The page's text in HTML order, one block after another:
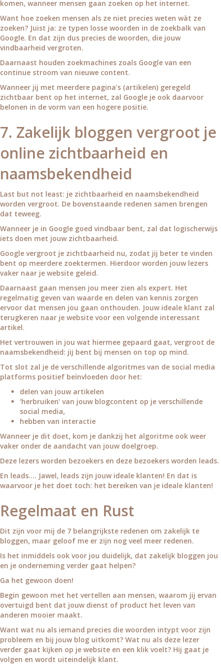
komen, wanneer mensen gaan zoeken op het internet.
Want hoe zoeken mensen als ze niet precies weten wàt ze
zoeken? Juist ja: ze typen losse woorden in de zoekbalk van
Google. En dat zijn dus precies de woorden, die jouw
vindbaarheid vergroten.
Daarnaast houden zoekmachines zoals Google van een
continue stroom van nieuwe content.
Wanneer jij met meerdere pagina’s (artikelen) geregeld
zichtbaar bent op het internet, zal Google je ook daarvoor
belonen in de vorm van een hogere positie.
7. Zakelijk bloggen vergroot je
online zichtbaarheid en
naamsbekendheid
Last but not least: je zichtbaarheid en naamsbekendheid
worden vergroot. De bovenstaande redenen samen brengen
dat teweeg.
Wanneer je in Google goed vindbaar bent, zal dat logischerwijs
iets doen met jouw zichtbaarheid.
Google vergroot je zichtbaarheid nu, zodat jij beter te vinden
bent op meerdere zoektermen. Hierdoor worden jouw lezers
vaker naar je website geleid.
Daarnaast gaan mensen jou meer zien als expert. Het
regelmatig geven van waarde en delen van kennis zorgen
ervoor dat mensen jou gaan onthouden. Jouw ideale klant zal
terugkeren naar je website voor een volgende interessant
artikel.
Het vertrouwen in jou wat hiermee gepaard gaat, vergroot de
naamsbekendheid: jij bent bij mensen on top op mind.
Tot slot zal je de verschillende algoritmes van de social media
platforms positief beïnvloeden door het:
delen van jouw artikelen
‘herbruiken’ van jouw blogcontent op je verschillende
social media,
hebben van interactie
Wanneer je dit doet, kom je dankzij het algoritme ook weer
vaker onder de aandacht van jouw doelgroep.
Deze lezers worden bezoekers en deze bezoekers worden leads.
En leads…. Jawel, leads zijn jouw ideale klanten! En dat is
waarvoor je het doet toch: het bereiken van je ideale klanten!
Regelmaat en Rust
Dit zijn voor mij de 7 belangrijkste redenen om zakelijk te
bloggen, maar geloof me er zijn nog veel meer redenen.
Is het inmiddels ook voor jou duidelijk, dat zakelijk bloggen jou
en je onderneming verder gaat helpen?
Ga het gewoon doen!
Begin gewoon met het vertellen aan mensen, waarom jij ervan
overtuigd bent dat jouw dienst of product het leven van
anderen mooier maakt.
Want wat nu als iemand precies die woorden intypt voor zijn
probleem en bij jouw blog uitkomt? Wat nu als deze lezer
verder gaat kijken op je website en een klik voelt? Hij gaat je
volgen en wordt uiteindelijk klant.